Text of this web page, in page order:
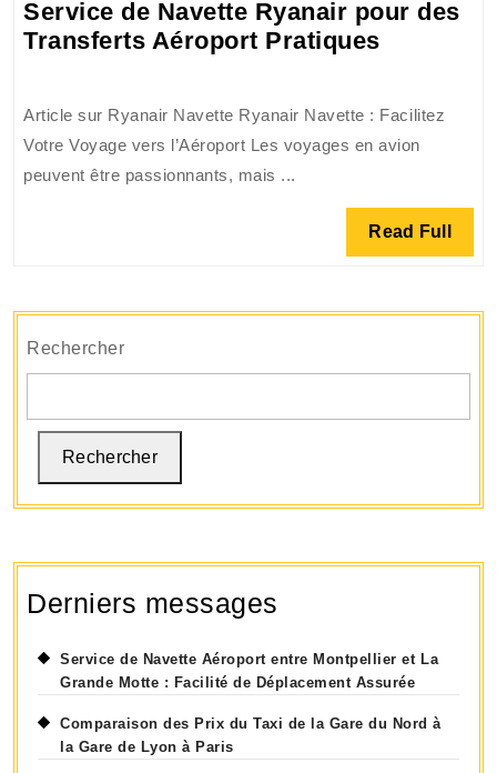
idéale
pour
Service de Navette Ryanair pour des
Transferts Aéroport PratiquesService
Ryanair
pour
Aéroport
Article sur Ryanair Navette Ryanair Navette : Facilitez
Votre Voyage vers l’Aéroport Les voyages en avion
peuvent être passionnants, mais ...
Read Full Read
Full
Rechercher
Rechercher
Derniers messages
Service de Navette Aéroport entre Montpellier et La
Grande Motte : Facilité de Déplacement Assurée
Comparaison des Prix du Taxi de la Gare du Nord à
la Gare de Lyon à Paris